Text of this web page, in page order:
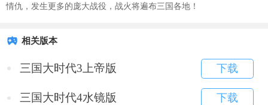
情仇，发生更多的庞大战役，战火将遍布三国各地！
相关版本
三国大时代3上帝版 下载
三国大时代4水镜版 下载